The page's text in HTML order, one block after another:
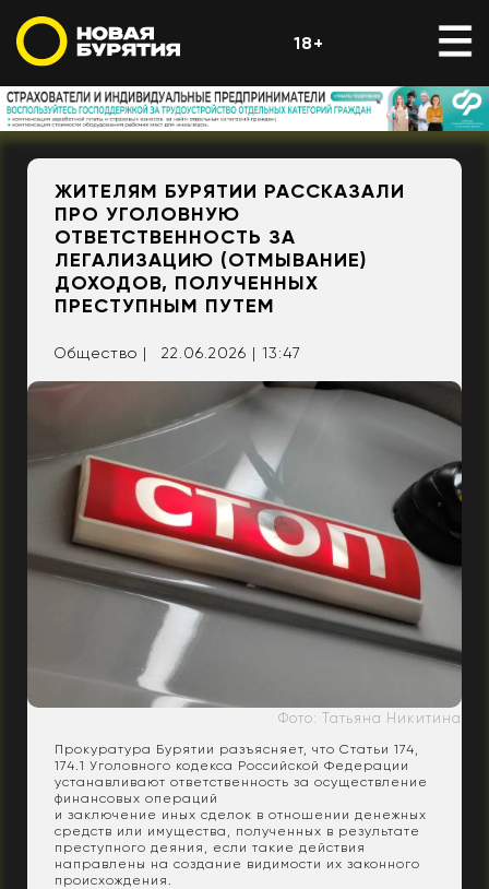
18+
ЖИТЕЛЯМ БУРЯТИИ РАССКАЗАЛИ
ПРО УГОЛОВНУЮ
ОТВЕТСТВЕННОСТЬ ЗА
ЛЕГАЛИЗАЦИЮ (ОТМЫВАНИЕ)
ДОХОДОВ, ПОЛУЧЕННЫХ
ПРЕСТУПНЫМ ПУТЕМ
Общество | 22.06.2026 | 13:47
Фото: Татьяна Никитина
Прокуратура Бурятии разъясняет, что Статьи 174,
174.1 Уголовного кодекса Российской Федерации
устанавливают ответственность за осуществление
финансовых операций
и заключение иных сделок в отношении денежных
средств или имущества, полученных в результате
преступного деяния, если такие действия
направлены на создание видимости их законного
происхождения.